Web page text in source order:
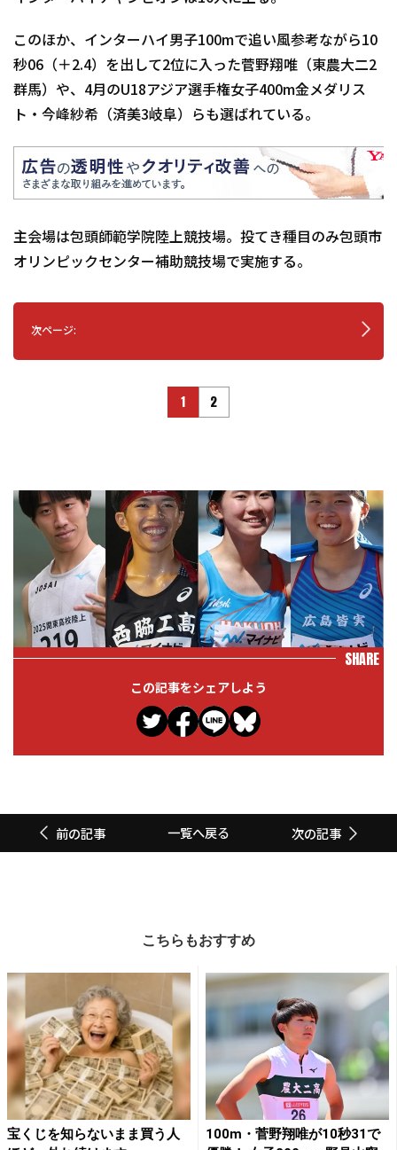
このほか、インターハイ男子100mで追い風参考ながら10
秒06（＋2.4）を出して2位に入った菅野翔唯（東農大二2
群馬）や、4月のU18アジア選手権女子400m金メダリス
ト・今峰紗希（済美3岐阜）らも選ばれている。
主会場は包頭師範学院陸上競技場。投てき種目のみ包頭市
オリンピックセンター補助競技場で実施する。
次ページ:
1 2
SHARE
この記事をシェアしよう
前の記事 一覧へ戻る 次の記事
こちらもおすすめ
宝くじを知らないまま買う人
100m・菅野翔唯が10秒31で